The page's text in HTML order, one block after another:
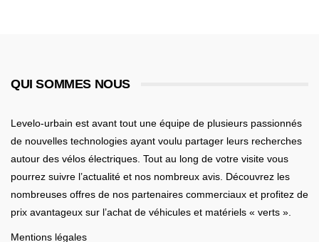
QUI SOMMES NOUS
Levelo-urbain est avant tout une équipe de plusieurs passionnés
de nouvelles technologies ayant voulu partager leurs recherches
autour des vélos électriques. Tout au long de votre visite vous
pourrez suivre l’actualité et nos nombreux avis. Découvrez les
nombreuses offres de nos partenaires commerciaux et profitez de
prix avantageux sur l’achat de véhicules et matériels « verts ».
Mentions légales